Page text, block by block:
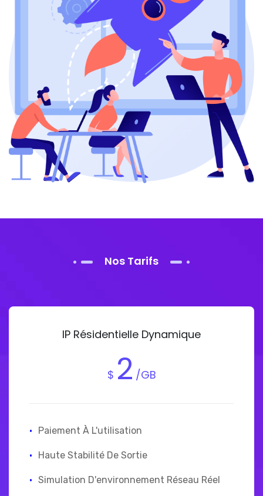
Nos Tarifs
IP Résidentielle Dynamique
$ 2 /GB
· Paiement À L'utilisation
· Haute Stabilité De Sortie
· Simulation D'environnement Réseau Réel